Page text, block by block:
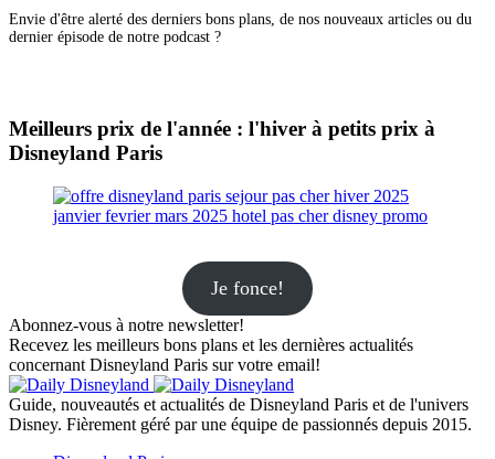
Envie d'être alerté des derniers bons plans, de nos nouveaux articles ou du
dernier épisode de notre podcast ?
Meilleurs prix de l'année : l'hiver à petits prix à
Disneyland Paris
Je fonce!
Abonnez-vous à notre newsletter!
Recevez les meilleurs bons plans et les dernières actualités
concernant Disneyland Paris sur votre email!
Guide, nouveautés et actualités de Disneyland Paris et de l'univers
Disney. Fièrement géré par une équipe de passionnés depuis 2015.